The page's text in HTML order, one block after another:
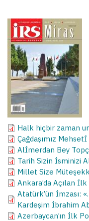
Halk hiçbir zaman
Çağdaşımız
Alİmerdan Bey
Tarih Sizin İsminizi
Millet Size
Ankara’da Açılan
Atatürk’ün İmzası:
Kardeşim İbrahim
Azerbaycan’ın İlk